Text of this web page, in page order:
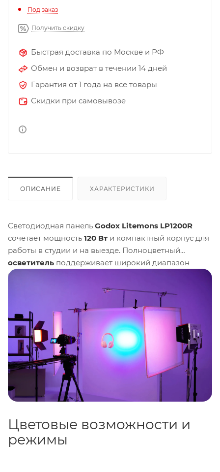
Под заказ
Получить скидку
Быстрая доставка по Москве и РФ
Обмен и возврат в течении 14 дней
Гарантия от 1 года на все товары
Скидки при самовывозе
ОПИСАНИЕ ХАРАКТЕРИСТИКИ
Светодиодная панель Godox Litemons LP1200R
сочетает мощность 120 Вт и компактный корпус для
работы в студии и на выезде. Полноцветный
осветитель поддерживает широкий диапазон
цветовой температуры и режимы RGB, что
позволяет гибко настраивать свет под любую
творческую задачу. Небольшой вес и продуманная
эргономика упрощают интеграцию прибора в
мобильные съёмочные комплекты.
Цветовые возможности и
режимы